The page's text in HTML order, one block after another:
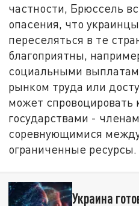
частности, Брюссель
опасения, что
переселяться в те
благоприятны,
социальными
рынком труда или
может
государствами -
соревнующимися
ограниченные ресурсы.
Украина